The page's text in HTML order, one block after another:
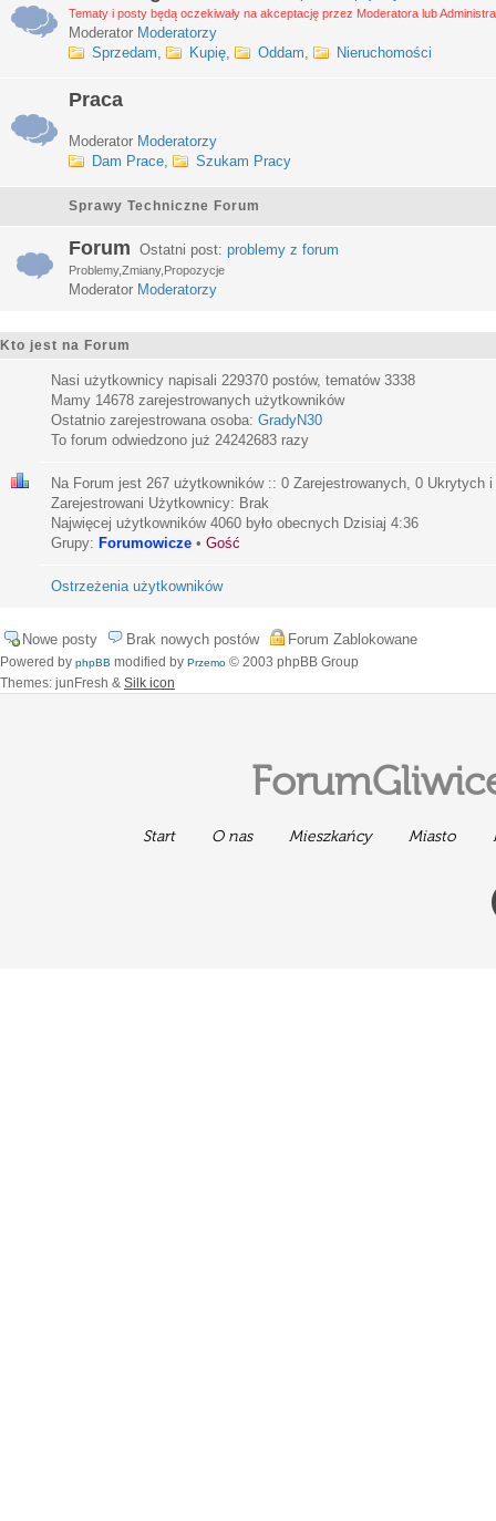
Tematy i posty będą oczekiwały na akceptację przez Moderatora lub
Moderator Moderatorzy
Sprzedam, Kupię, Oddam, Nieruchomości
Praca
Moderator Moderatorzy
Dam Prace, Szukam Pracy
Sprawy Techniczne Forum
Forum Ostatni post: problemy z forum
Problemy,Zmiany,Propozycje
Moderator Moderatorzy
Kto jest na Forum
Nasi użytkownicy napisali 229370 postów, tematów 3338
Mamy 14678 zarejestrowanych użytkowników
Ostatnio zarejestrowana osoba: GradyN30
To forum odwiedzono już 24242683 razy
Na Forum jest 267 użytkowników :: 0 Zarejestrowanych, 0 Ukrytych
Zarejestrowani Użytkownicy: Brak
Najwięcej użytkowników 4060 było obecnych Dzisiaj 4:36
Grupy: Forumowicze • Gość
Ostrzeżenia użytkowników
Nowe posty Brak nowych postów Forum Zablokowane
Powered by phpBB modified by Przemo © 2003 phpBB Group
Themes: junFresh & Silk icon
Start O nas Mieszkańcy Miasto